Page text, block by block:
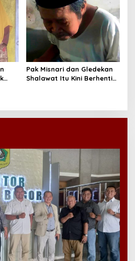
Pak Misnari dan Gledekan
Shalawat Itu Kini Berhenti